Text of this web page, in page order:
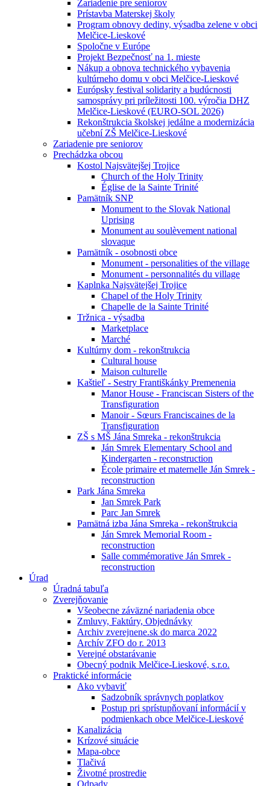
Zariadenie pre seniorov
Prístavba Materskej školy
Program obnovy dediny, výsadba zelene v obci
Melčice-Lieskové
Spoločne v Európe
Projekt Bezpečnosť na 1. mieste
Nákup a obnova technického vybavenia
kultúrneho domu v obci Melčice-Lieskové
Európsky festival solidarity a budúcnosti
samosprávy pri príležitosti 100. výročia DHZ
Melčice-Lieskové (EURO-SOL 2026)
Rekonštrukcia školskej jedálne a modernizácia
učební ZŠ Melčice-Lieskové
Zariadenie pre seniorov
Prechádzka obcou
Kostol Najsvätejšej Trojice
Church of the Holy Trinity
Église de la Sainte Trinité
Pamätník SNP
Monument to the Slovak National
Uprising
Monument au soulèvement national
slovaque
Pamätník - osobnosti obce
Monument - personalities of the village
Monument - personnalités du village
Kaplnka Najsvätejšej Trojice
Chapel of the Holy Trinity
Chapelle de la Sainte Trinité
Tržnica - výsadba
Marketplace
Marché
Kultúrny dom - rekonštrukcia
Cultural house
Maison culturelle
Kaštieľ - Sestry Františkánky Premenenia
Manor House - Franciscan Sisters of the
Transfiguration
Manoir - Sœurs Franciscaines de la
Transfiguration
ZŠ s MŠ Jána Smreka - rekonštrukcia
Ján Smrek Elementary School and
Kindergarten - reconstruction
École primaire et maternelle Ján Smrek -
reconstruction
Park Jána Smreka
Jan Smrek Park
Parc Jan Smrek
Pamätná izba Jána Smreka - rekonštrukcia
Ján Smrek Memorial Room -
reconstruction
Salle commémorative Ján Smrek -
reconstruction
Úrad
Úradná tabuľa
Zverejňovanie
Všeobecne záväzné nariadenia obce
Zmluvy, Faktúry, Objednávky
Archiv zverejnene.sk do marca 2022
Archív ZFO do r. 2013
Verejné obstarávanie
Obecný podnik Melčice-Lieskové, s.r.o.
Praktické informácie
Ako vybaviť
Sadzobník správnych poplatkov
Postup pri sprístupňovaní informácií v
podmienkach obce Melčice-Lieskové
Kanalizácia
Krízové situácie
Mapa-obce
Tlačivá
Životné prostredie
Odpady